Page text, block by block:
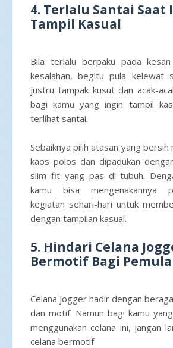
4. Terlalu Santai Saat
Tampil Kasual
Bila terlalu berpaku pada
kesalahan, begitu pula kelewat
justru tampak kusut dan acak-
bagi kamu yang ingin tampil
terlihat santai.
Sebaiknya pilih atasan yang bersih
kaos polos dan dipadukan
slim fit yang pas di tubuh.
kamu bisa mengenakannya
kegiatan sehari-hari untuk
dengan tampilan kasual.
5. Hindari Celana
Bermotif Bagi Pemula
Celana jogger hadir dengan
dan motif. Namun bagi kamu
menggunakan celana ini, jangan
celana bermotif.